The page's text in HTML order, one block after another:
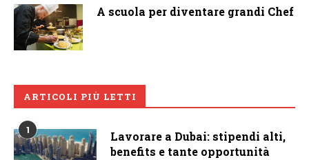
A scuola per diventare grandi Chef
ARTICOLI PIÙ LETTI
1
Lavorare a Dubai: stipendi alti,
benefits e tante opportunità